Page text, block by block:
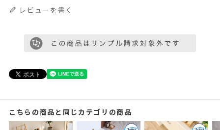
レビューを書く
こちらの商品と同じカテゴリの商品